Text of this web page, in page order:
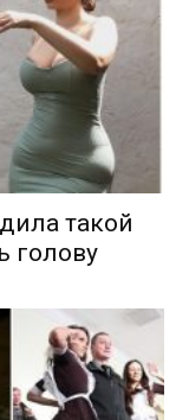
такой
голову